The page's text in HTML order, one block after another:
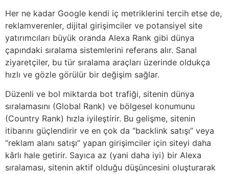
Her ne kadar Google kendi iç metriklerini tercih etse de,
reklamverenler, dijital girişimciler ve potansiyel site
yatırımcıları büyük oranda Alexa Rank gibi dünya
çapındaki sıralama sistemlerini referans alır. Sanal
ziyaretçiler, bu tür sıralama araçları üzerinde oldukça
hızlı ve gözle görülür bir değişim sağlar.
Düzenli ve bol miktarda bot trafiği, sitenin dünya
sıralamasını (Global Rank) ve bölgesel konumunu
(Country Rank) hızla iyileştirir. Bu gelişme, sitenin
itibarını güçlendirir ve en çok da “backlink satışı” veya
“reklam alanı satışı” yapan girişimciler için siteyi daha
kârlı hale getirir. Sayıca az (yani daha iyi) bir Alexa
sıralaması, sitenin aktif olduğu düşüncesini oluşturarak